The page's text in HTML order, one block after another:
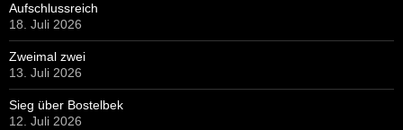
Aufschlussreich
18. Juli 2026
Zweimal zwei
13. Juli 2026
Sieg über Bostelbek
12. Juli 2026